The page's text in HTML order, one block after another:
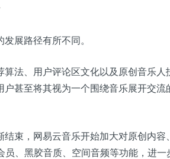
展路径有所不同。
法、用户评论区文化以及原创音乐人
甚至将其视为一个围绕音乐展开交
束，网易云音乐开始加大对原创内
员、黑胶音质、空间音频等功能，进一